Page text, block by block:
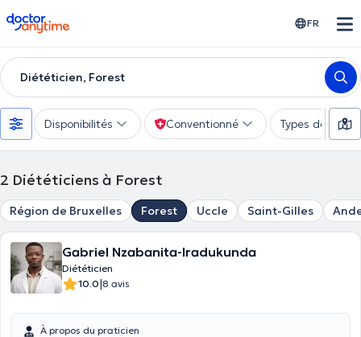
doctoranytime FR
Diététicien, Forest
Disponibilités Conventionné Types de
2 Diététiciens à Forest
Région de Bruxelles Forest Uccle Saint-Gilles
Gabriel Nzabanita-Iradukunda
Diététicien
10.0|8 avis
À propos du praticien